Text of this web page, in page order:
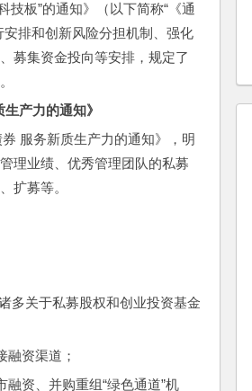
技板”的通知》（以下简称“《通
排和创新风险分担机制、强化
募集资金投向等安排，规定了
产力的通知》
服务新质生产力的通知》，明
理业绩、优秀管理团队的私募
扩募等。
多关于私募股权和创业投资基金
资渠道；
资、并购重组“绿色通道”机